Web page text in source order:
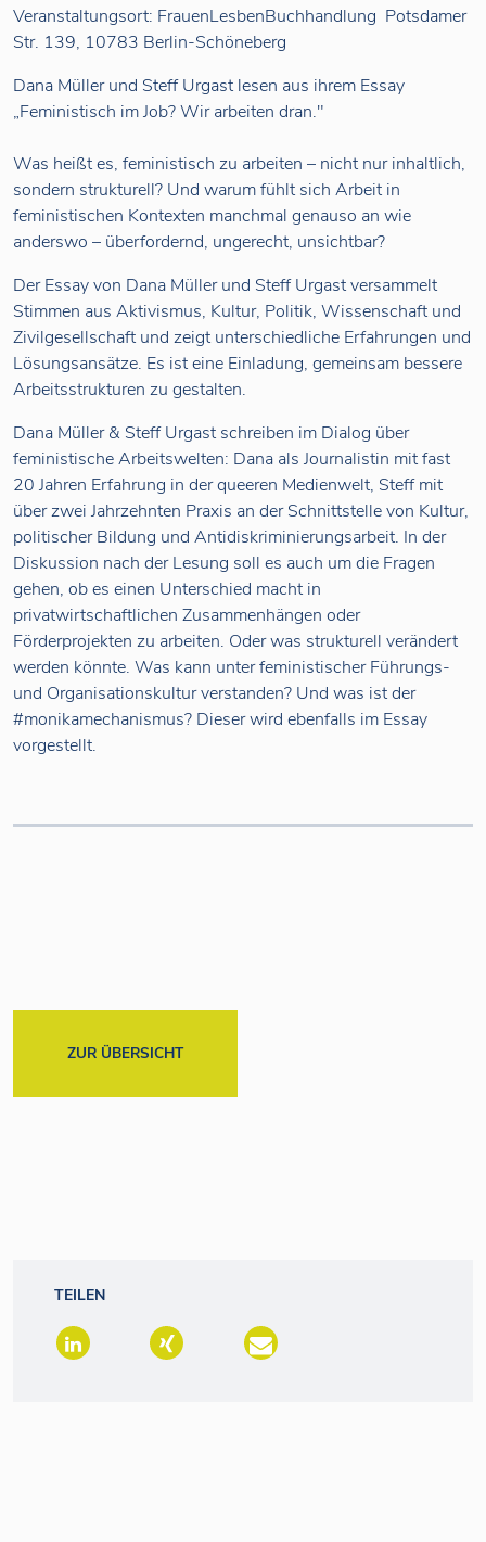
Veranstaltungsort: FrauenLesbenBuchhandlung Potsdamer
Str. 139, 10783 Berlin-Schöneberg
Dana Müller und Steff Urgast lesen aus ihrem Essay
„Feministisch im Job? Wir arbeiten dran."
Was heißt es, feministisch zu arbeiten – nicht nur inhaltlich,
sondern strukturell? Und warum fühlt sich Arbeit in
feministischen Kontexten manchmal genauso an wie
anderswo – überfordernd, ungerecht, unsichtbar?
Der Essay von Dana Müller und Steff Urgast versammelt
Stimmen aus Aktivismus, Kultur, Politik, Wissenschaft und
Zivilgesellschaft und zeigt unterschiedliche Erfahrungen und
Lösungsansätze. Es ist eine Einladung, gemeinsam bessere
Arbeitsstrukturen zu gestalten.
Dana Müller & Steff Urgast schreiben im Dialog über
feministische Arbeitswelten: Dana als Journalistin mit fast
20 Jahren Erfahrung in der queeren Medienwelt, Steff mit
über zwei Jahrzehnten Praxis an der Schnittstelle von Kultur,
politischer Bildung und Antidiskriminierungsarbeit. In der
Diskussion nach der Lesung soll es auch um die Fragen
gehen, ob es einen Unterschied macht in
privatwirtschaftlichen Zusammenhängen oder
Förderprojekten zu arbeiten. Oder was strukturell verändert
werden könnte. Was kann unter feministischer Führungs-
und Organisationskultur verstanden? Und was ist der
#monikamechanismus? Dieser wird ebenfalls im Essay
vorgestellt.
ZUR ÜBERSICHT
TEILEN